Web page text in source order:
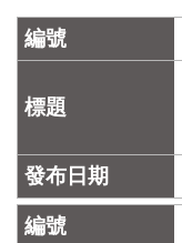
門
牌
合
檢
系
統
文